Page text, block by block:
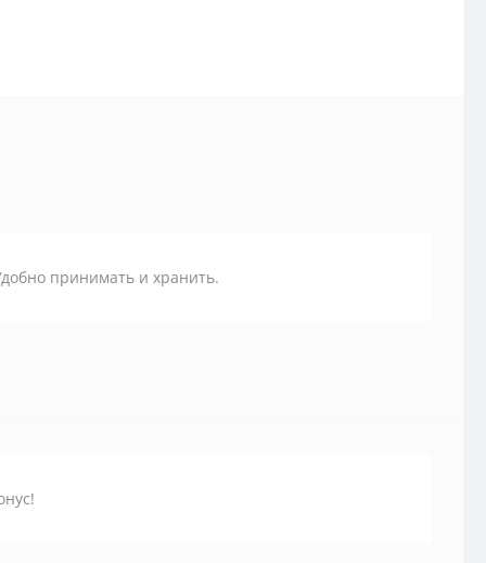
принимать и хранить.